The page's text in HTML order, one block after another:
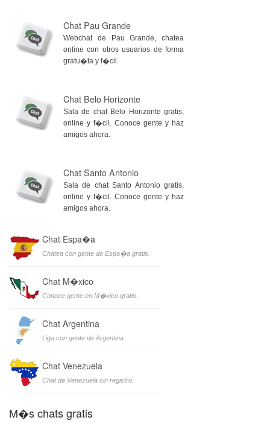
Chat Pau Grande
Webchat de Pau Grande, chatea
online con otros usuarios de forma
gratu�ta y f�cil.
Chat Belo Horizonte
Sala de chat Belo Horizonte gratis,
online y f�cil. Conoce gente y haz
amigos ahora.
Chat Santo Antonio
Sala de chat Santo Antonio gratis,
online y f�cil. Conoce gente y haz
amigos ahora.
Chat Espa�a
Chatea con gente de Espa�a gratis.
Chat M�xico
Conoce gente en M�xico gratis.
Chat Argentina
Liga con gente de Argentina.
Chat Venezuela
Chat de Venezuela sin registro.
M�s chats gratis